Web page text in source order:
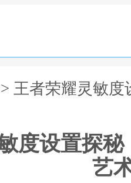
> 王者荣耀灵敏
度设置探
艺